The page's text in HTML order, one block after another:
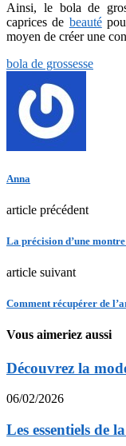
Ainsi, le bola de
caprices de beauté
moyen de créer une
bola de grossesse
Anna
article précédent
La précision d’une
article suivant
Comment récupérer de
Vous aimeriez aussi
Découvrez la
06/02/2026
Les essentiels de